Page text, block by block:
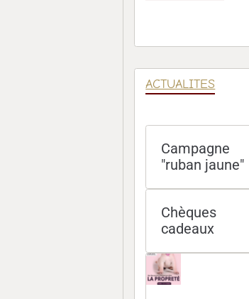
ACTUALITES
Campagne
"ruban jaune"
Chèques
cadeaux